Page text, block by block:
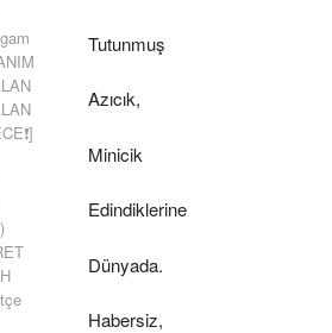
Tutunmuş
Azıcık,
Minicik
Edindiklerine
Dünyada.
Habersiz,